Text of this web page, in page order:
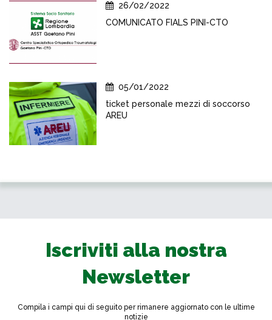
26/02/2022
COMUNICATO FIALS PINI-CTO
05/01/2022
ticket personale mezzi di soccorso
AREU
Iscriviti alla nostra
Newsletter
Compila i campi qui di seguito per rimanere aggiornato con le ultime
notizie